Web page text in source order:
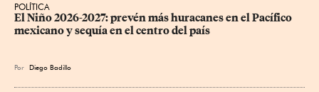
POLÍTICA
El Niño 2026-2027: prevén más huracanes en el Pacífico
mexicano y sequía en el centro del país
Por Diego Badillo